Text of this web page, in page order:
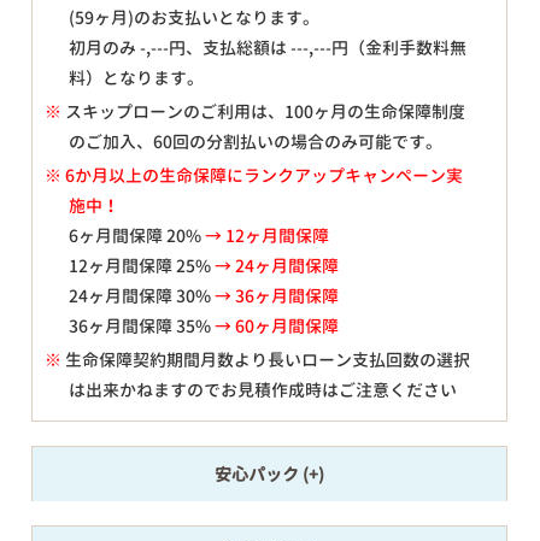
(59ヶ月)のお支払いとなります。
初月のみ-,---円、支払総額は---,---円（金利手数料無
料）となります。
※ スキップローンのご利用は、100ヶ月の生命保障制度
のご加入、60回の分割払いの場合のみ可能です。
※ 6か月以上の生命保障にランクアップキャンペーン実
施中！
6ヶ月間保障 20%→ 12ヶ月間保障
12ヶ月間保障 25%→ 24ヶ月間保障
24ヶ月間保障 30%→ 36ヶ月間保障
36ヶ月間保障 35%→ 60ヶ月間保障
※ 生命保障契約期間月数より長いローン支払回数の選択
は出来かねますのでお見積作成時はご注意ください
安心パック